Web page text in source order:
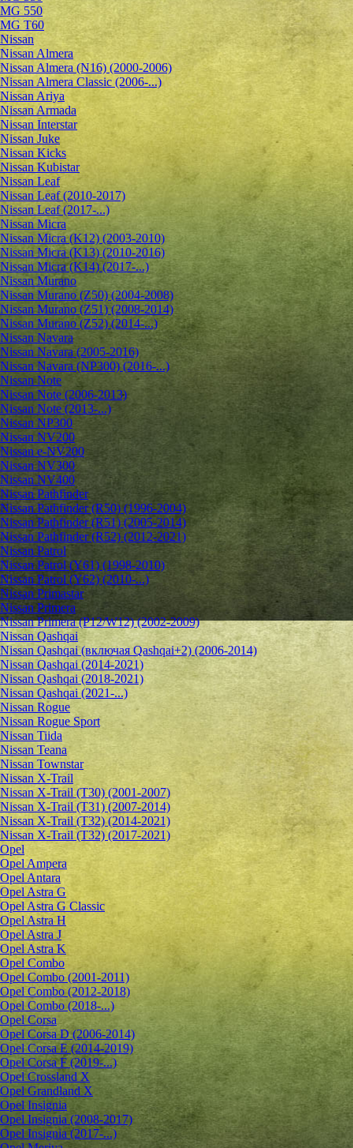
MG 550
MG T60
Nissan
Nissan Almera
Nissan Almera (N16) (2000-2006)
Nissan Almera Classic (2006-...)
Nissan Ariya
Nissan Armada
Nissan Interstar
Nissan Juke
Nissan Kicks
Nissan Kubistar
Nissan Leaf
Nissan Leaf (2010-2017)
Nissan Leaf (2017-...)
Nissan Micra
Nissan Micra (K12) (2003-2010)
Nissan Micra (K13) (2010-2016)
Nissan Micra (K14) (2017-...)
Nissan Murano
Nissan Murano (Z50) (2004-2008)
Nissan Murano (Z51) (2008-2014)
Nissan Murano (Z52) (2014-...)
Nissan Navara
Nissan Navara (2005-2016)
Nissan Navara (NP300) (2016-...)
Nissan Note
Nissan Note (2006-2013)
Nissan Note (2013-...)
Nissan NP300
Nissan NV200
Nissan e-NV200
Nissan NV300
Nissan NV400
Nissan Pathfinder
Nissan Pathfinder (R50) (1996-2004)
Nissan Pathfinder (R51) (2005-2014)
Nissan Pathfinder (R52) (2012-2021)
Nissan Patrol
Nissan Patrol (Y61) (1998-2010)
Nissan Patrol (Y62) (2010-...)
Nissan Primastar
Nissan Primera
Nissan Primera (P12/W12) (2002-2009)
Nissan Qashqai
Nissan Qashqai (включая Qashqai+2) (2006-2014)
Nissan Qashqai (2014-2021)
Nissan Qashqai (2018-2021)
Nissan Qashqai (2021-...)
Nissan Rogue
Nissan Rogue Sport
Nissan Tiida
Nissan Teana
Nissan Townstar
Nissan X-Trail
Nissan X-Trail (T30) (2001-2007)
Nissan X-Trail (T31) (2007-2014)
Nissan X-Trail (T32) (2014-2021)
Nissan X-Trail (T32) (2017-2021)
Opel
Opel Ampera
Opel Antara
Opel Astra G
Opel Astra G Classic
Opel Astra H
Opel Astra J
Opel Astra K
Opel Combo
Opel Combo (2001-2011)
Opel Combo (2012-2018)
Opel Combo (2018-...)
Opel Corsa
Opel Corsa D (2006-2014)
Opel Corsa E (2014-2019)
Opel Corsa F (2019-...)
Opel Crossland X
Opel Grandland X
Opel Insignia
Opel Insignia (2008-2017)
Opel Insignia (2017-...)